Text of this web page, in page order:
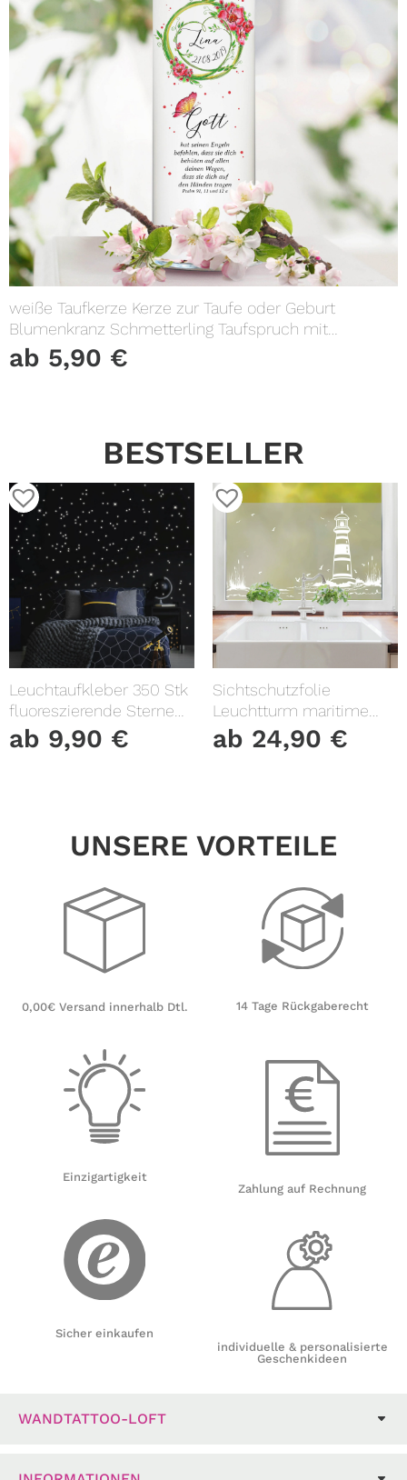
weiße Taufkerze Kerze zur Taufe oder Geburt
Blumenkranz Schmetterling Taufspruch mit
Wunschname & Datum
ab 5,90 €
BESTSELLER
Leuchtaufkleber 350 Stk
fluoreszierende Sterne
und Punkte leuchten im
Dunklen Kinderzimmer
ab 9,90 €
Sichtschutzfolie
Leuchtturm maritime
Fensterfolie Fensterdeko
Milchglasfolie
ab 24,90 €
UNSERE VORTEILE
0,00€ Versand innerhalb Dtl.
Einzigartigkeit
Sicher einkaufen
14 Tage Rückgaberecht
Zahlung auf Rechnung
individuelle & personalisierte
Geschenkideen
WANDTATTOO-LOFT